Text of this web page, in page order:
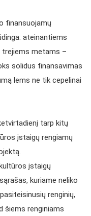
finansuojamų
ateinantiems
trejiems metams –
solidus finansavimas
lems ne tik cepelinai
tarp kitų
įstaigų rengiamų
įstaigų
kuriame neliko
renginių,
šiems renginiams